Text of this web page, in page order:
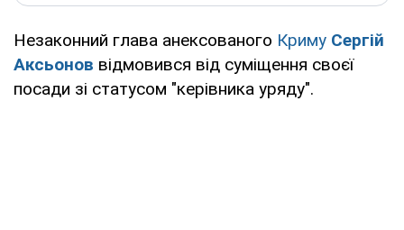
Незаконний глава анексованого Криму Сергій
Аксьонов відмовився від суміщення своєї
посади зі статусом "керівника уряду".